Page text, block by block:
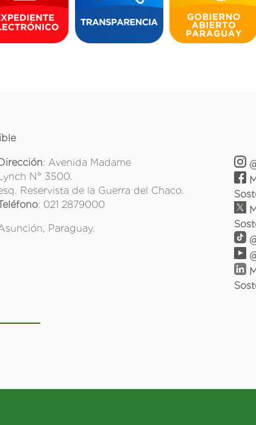
Dirección: Avenida Madame
N° 3500.
Reservista de la Guerra del Chaco.
: 021 2879000
Paraguay.